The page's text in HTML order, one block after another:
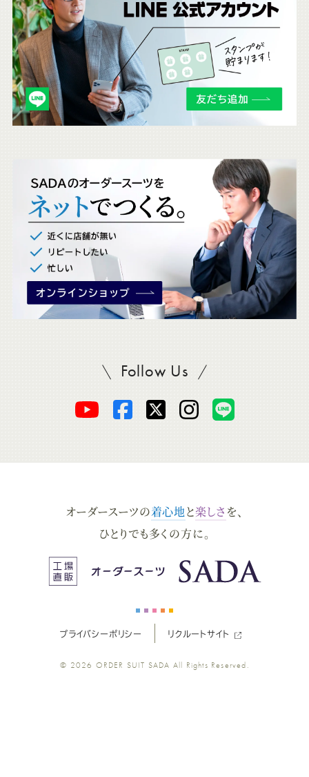
ち
ら
も
チ
ェ
Follow UsSADAをフォロー
オ
ー
ス
ツ
オ
ー
ス
ー
オ
ー
ス
ー
ツ
オ
ー
ス
ツ
ス
ツ
オーダースーツの着心地と楽しさ を、
ひとりでも多くの方に。
プライバシーポリシー リクルートサイト
© 2026 ORDER SUIT SADA All Rights Reserved.